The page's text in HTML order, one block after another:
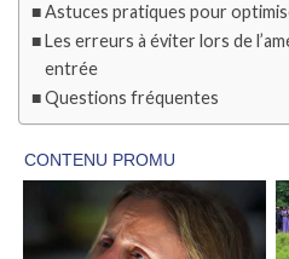
Astuces pratiques pour
Les erreurs à éviter lors de
entrée
Questions fréquentes